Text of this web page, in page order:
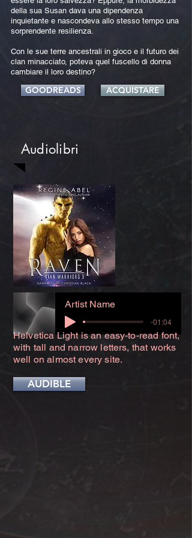
della sua Susan dava una dipendenza
inquietante e nascondeva allo stesso tempo una
sorprendente resilienza.
Con le sue terre ancestrali in gioco e il futuro dei
clan minacciato, poteva quel fuscello di donna
cambiare il loro destino?
GOODREADS ACQUISTARE
Audiolibri
Artist Name
-01:04
Helvetica Light is an easy-to-read font,
with tall and narrow letters, that works
well on almost every site.
AUDIBLE